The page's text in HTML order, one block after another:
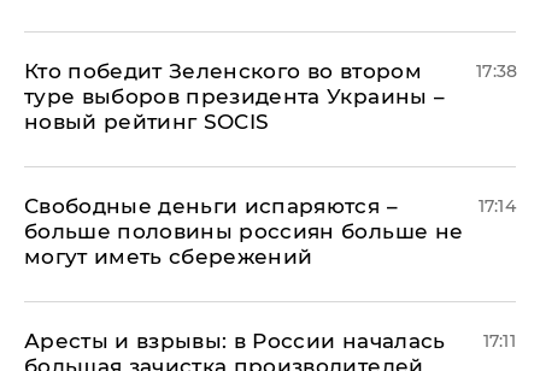
Кто победит Зеленского во втором
туре выборов президента Украины –
новый рейтинг SOCIS
17:38
Свободные деньги испаряются –
больше половины россиян больше не
могут иметь сбережений
17:14
Аресты и взрывы: в России началась
большая зачистка производителей
17:11